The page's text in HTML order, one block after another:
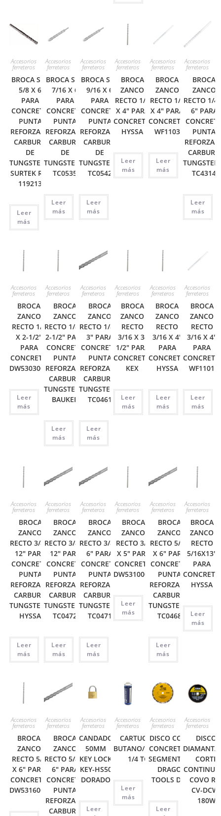
Accesorios
ferreteros
BROCA SDS
5/8 X 6
PARA
CONCRETO
PUNTA
REFORZADA
CARBURO
DE
TUNGSTENO
SURTEK REF
119213
Leer
más
Accesorios
ferreteros
BROCA SDS
7/16 X 6
PARA
CONCRETO
PUNTA
REFORZADA
CARBURO
DE
TUNGSTENO
TC0535
Leer
más
Accesorios
ferreteros
BROCA SDS
9/16 X 6
PARA
CONCRETO
PUNTA
REFORZADA
CARBURO
DE
TUNGSTENO
TC0542
Leer
más
Accesorios
ferreteros
BROCA
ZANCO
RECTO 1/4
X 4″ PARA
CONCRETO
HYSSA
Leer
más
Accesorios
ferreteros
BROCA
ZANCO
RECTO 1/4
X 4″ PARA
CONCRETO
WF1103
Leer
más
Accesorios
ferreteros
BROCA
ZANCO
RECTO 1/4
6″ PARA
PUNTA
CARBURO
TC4314
Leer
más
Accesorios
ferreteros
BROCA
ZANCO
RECTO 1/8
X 2-1/2″
PARA
CONCRETO
DW530300C
Leer
más
Accesorios
ferreteros
BROCA
ZANCO
RECTO 1/8 X
2-1/2″ PARA
CONCRETO
PUNTA
REFORZADA
CARBURO
TUNGSTENO
BAUKER
Leer
más
Accesorios
ferreteros
BROCA
ZANCO
RECTO 1/8 X
3″ PARA
CONCRETO
PUNTA
REFORZADA
CARBURO
TUNGSTENO
TC0461
Leer
más
Accesorios
ferreteros
BROCA
ZANCO
RECTO
3/16 X 3-
1/2″ PARA
CONCRETO
KEX
Leer
más
Accesorios
ferreteros
BROCA
ZANCO
RECTO
3/16 X 4″
PARA
CONCRETO
HYSSA
Leer
más
Accesorios
ferreteros
BROCA
ZANCO
RECTO
3/16 X 4″
PARA
CONCRETO
WF1101
Leer
más
Accesorios
ferreteros
BROCA
ZANCO
RECTO 3/8 X
12″ PARA
CONCRETO
PUNTA
REFORZADA
CARBURO
TUNGSTENO
HYSSA
Leer
más
Accesorios
ferreteros
BROCA
ZANCO
RECTO 3/8 X
12″ PARA
CONCRETO
PUNTA
REFORZADA
CARBURO
TUNGSTENO
TC0472
Leer
más
Accesorios
ferreteros
BROCA
ZANCO
RECTO 3/8 X
6″ PARA
CONCRETO
PUNTA
REFORZADA
CARBURO
TUNGSTENO
TC0471
Leer
más
Accesorios
ferreteros
BROCA
ZANCO
RECTO 3/8
X 5″ PARA
CONCRETO
DW531000C
Leer
más
Accesorios
ferreteros
BROCA
ZANCO
RECTO 5/16
X 6″ PARA
CONCRETO
PUNTA
REFORZADA
CARBURO
TUNGSTENO
TC0468
Leer
más
Accesorios
ferreteros
BROCA
ZANCO
RECTO
5/16X13″
PARA
CONCRETO
HYSSA
Leer
más
Accesorios
ferreteros
BROCA
ZANCO
RECTO 5/8
X 6″ PARA
CONCRETO
DW531600C
Accesorios
ferreteros
BROCA
ZANCO
RECTO 5/8 X
6″ PARA
CONCRETO
PUNTA
REFORZADA
CARBURO
Accesorios
ferreteros
CANDADO
50MM
KEY LOCK
KEY-HS50
DORADO
Leer
Accesorios
ferreteros
CARTUCHO GAS
BUTANO/PROPANO
1/4 TC4563
Leer
más
Accesorios
ferreteros
DISCO CORTE
CONCRETO 9″
SEGMENTADO
DRAGON
TOOLS D900
Leer
Accesorios
ferreteros
DISCO
CORTE
COVO
CV-DCW-
180W